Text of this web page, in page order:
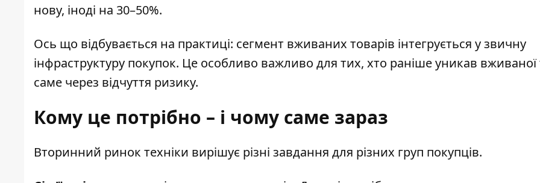
нову, іноді на 30–50%.
Ось що відбувається на практиці: сегмент вживаних товарів інтегрується у звичну
інфраструктуру покупок. Це особливо важливо для тих, хто раніше уникав вживаної
саме через відчуття ризику.
Кому це потрібно – і чому саме зараз
Вторинний ринок техніки вирішує різні завдання для різних груп покупців.